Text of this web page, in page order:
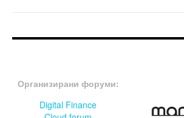
Организирани форуми:
Digital Finance